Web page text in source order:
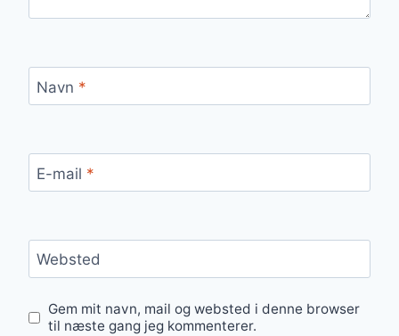
Navn *
E-mail *
Websted
Gem mit navn, mail og websted i denne browser
til næste gang jeg kommenterer.